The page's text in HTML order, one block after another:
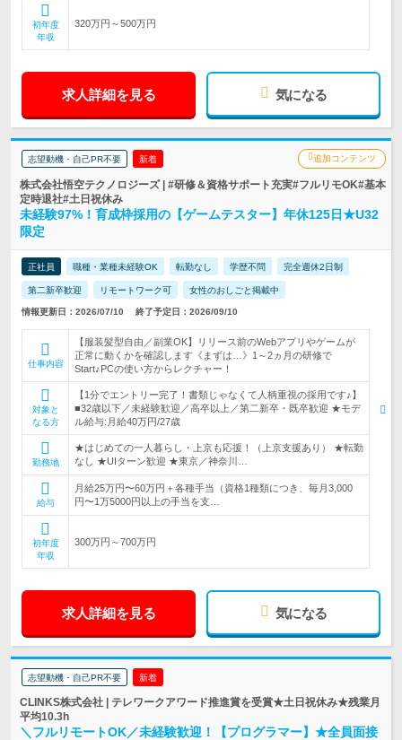
初年度
年収
320万円～500万円
求人詳細を見る 気になる
志望動機・自己PR不要 新着 追加コンテンツ
株式会社悟空テクノロジーズ | #研修＆資格サポート充実#フルリモOK#基本
定時退社#土日祝休み
未経験97%！育成枠採用の【ゲームテスター】年休125日★U32
限定
正社員 職種・業種未経験OK 転勤なし 学歴不問 完全週休2日制
第二新卒歓迎 リモートワーク可 女性のおしごと掲載中
情報更新日：2026/07/10 終了予定日：2026/09/10
仕事内容
【服装髪型自由／副業OK】リリース前のWebアプリやゲームが
正常に動くかを確認します《まずは…》1～2ヵ月の研修で
Start♪PCの使い方からレクチャー！
対象と
なる方
【1分でエントリー完了！書類じゃなくて人柄重視の採用です♪】
■32歳以下／未経験歓迎／高卒以上／第二新卒・既卒歓迎 ★モデ
ル給与:月給40万円/27歳
勤務地
★はじめての一人暮らし・上京も応援！（上京支援あり） ★転勤
なし ★UIターン歓迎 ★東京／神奈川…
給与
月給25万円〜60万円＋各種手当（資格1種類につき、毎月3,000
円〜1万5000円以上の手当を支…
初年度
年収
300万円～700万円
求人詳細を見る 気になる
志望動機・自己PR不要 新着
CLINKS株式会社 | テレワークアワード推進賞を受賞★土日祝休み★残業月
平均10.3h
＼フルリモートOK／未経験歓迎！【プログラマー】★全員面接